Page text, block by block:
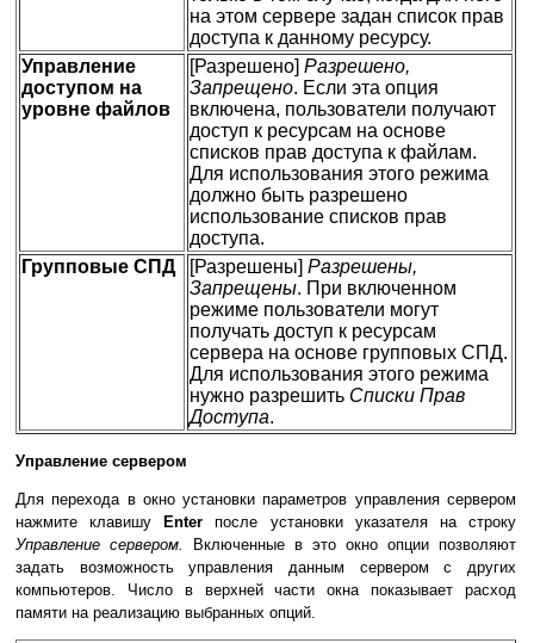
на этом сервере задан список прав
доступа к данному ресурсу.
Управление
доступом на
уровне файлов
[Разрешено] Разрешено,
Запрещено. Если эта опция
включена, пользователи получают
доступ к ресурсам на основе
списков прав доступа к файлам.
Для использования этого режима
должно быть разрешено
использование списков прав
доступа.
Групповые СПД
[Разрешены] Разрешены,
Запрещены. При включенном
режиме пользователи могут
получать доступ к ресурсам
сервера на основе групповых СПД.
Для использования этого режима
нужно разрешить Списки Прав
Доступа.
Управление сервером
Для перехода в окно установки параметров управления сервером
нажмите клавишу
Enter после установки указателя на строку
Управление сервером.
Включенные в это окно опции позволяют
задать возможность управления данным сервером с других
компьютеров. Число в верхней части окна показывает расход
памяти на реализацию выбранных опций.